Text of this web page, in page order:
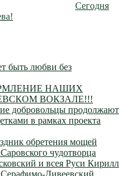
Сегодня
быть любви без
НАШИХ
ВОКЗАЛЕ!!!
добровольцы продолжают
в рамках проекта
обретения мощей
чудотворца
и всея Руси Кирилл
Дивеевский